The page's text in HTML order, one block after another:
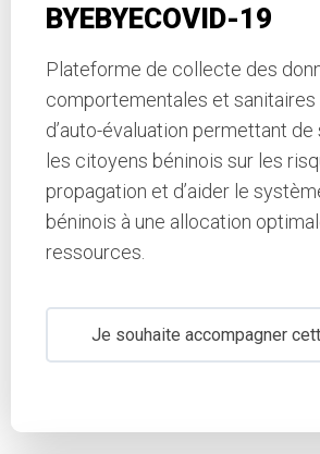
BYEBYECOVID-19
Plateforme de collecte des
comportementales et sanitaires
d’auto-évaluation permettant
les citoyens béninois sur les
propagation et d’aider le
béninois à une allocation
ressources.
Je souhaite accompagner